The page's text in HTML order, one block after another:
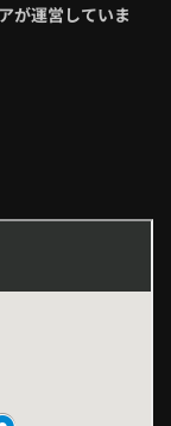
が運営していま